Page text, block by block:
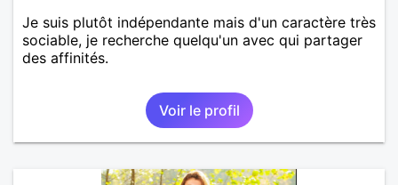
Je suis plutôt indépendante mais d'un caractère très
sociable, je recherche quelqu'un avec qui partager
des affinités.
Voir le profil